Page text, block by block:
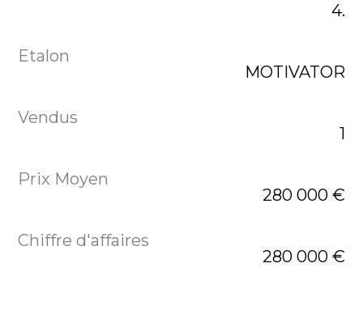
4.
MOTIVATOR
1
280 000 €
280 000 €